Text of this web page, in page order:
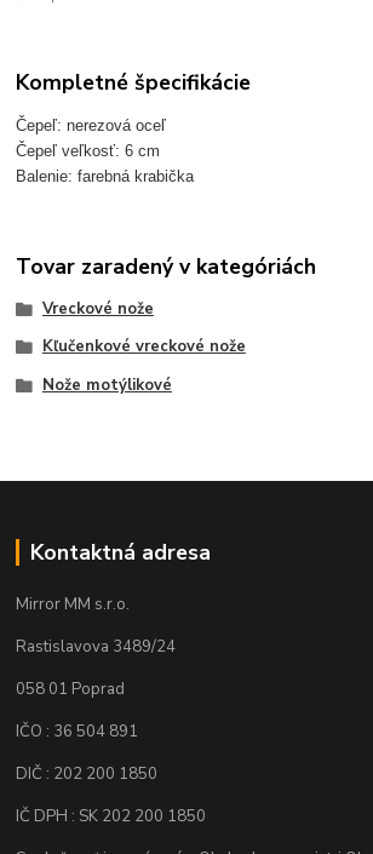
Kompletné špecifikácie
Čepeľ: nerezová oceľ
Čepeľ veľkosť: 6 cm
Balenie: farebná krabička
Tovar zaradený v kategóriách
Vreckové nože
Kľučenkové vreckové nože
Nože motýlikové
Kontaktná adresa
Mirror MM s.r.o.
Rastislavova 3489/24
058 01 Poprad
IČO : 36 504 891
DIČ : 202 200 1850
IČ DPH : SK 202 200 1850